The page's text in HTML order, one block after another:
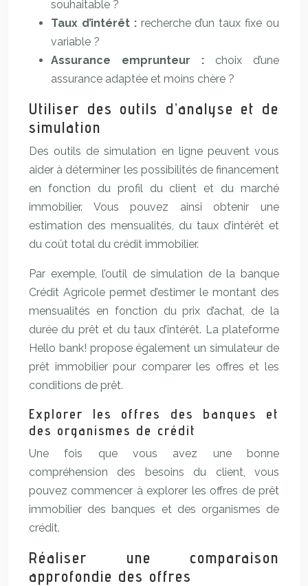
souhaitable ?
Taux d’intérêt : recherche d’un taux fixe ou
variable ?
Assurance emprunteur : choix d’une
assurance adaptée et moins chère ?
Utiliser des outils d’analyse et de
simulation
Des outils de simulation en ligne peuvent vous
aider à déterminer les possibilités de financement
en fonction du profil du client et du marché
immobilier. Vous pouvez ainsi obtenir une
estimation des mensualités, du taux d’intérêt et
du coût total du crédit immobilier.
Par exemple, l’outil de simulation de la banque
Crédit Agricole permet d’estimer le montant des
mensualités en fonction du prix d’achat, de la
durée du prêt et du taux d’intérêt. La plateforme
Hello bank! propose également un simulateur de
prêt immobilier pour comparer les offres et les
conditions de prêt.
Explorer les offres des banques et
des organismes de crédit
Une fois que vous avez une bonne
compréhension des besoins du client, vous
pouvez commencer à explorer les offres de prêt
immobilier des banques et des organismes de
crédit.
Réaliser une comparaison
approfondie des offres